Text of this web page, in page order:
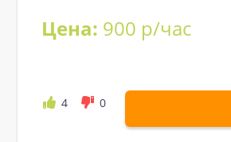
Цена: 900 р/час
4 0